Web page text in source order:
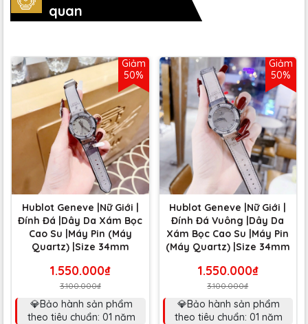
quan
Giảm
50%
Hublot Geneve |Nữ Giới |
Đính Đá |Dây Da Xám Bọc
Cao Su |Máy Pin (Máy
Quartz) |Size 34mm
1.550.000₫
3.100.000₫
💎Bảo hành sản phẩm
theo tiêu chuẩn: 01 năm
Giảm
50%
Hublot Geneve |Nữ Giới |
Đính Đá Vuông |Dây Da
Xám Bọc Cao Su |Máy Pin
(Máy Quartz) |Size 34mm
1.550.000₫
3.100.000₫
💎Bảo hành sản phẩm
theo tiêu chuẩn: 01 năm